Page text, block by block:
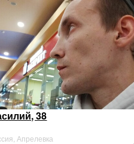
38
Апрелевка